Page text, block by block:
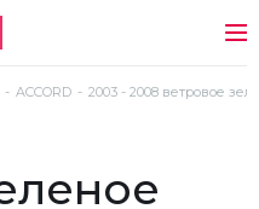
ACCORD 2003 - 2008 ветровое